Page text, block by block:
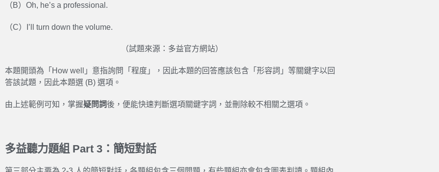
（B）Oh, he’s a professional.
（C）I’ll turn down the volume.
（試題來源：多益官方網站）
本題開頭為「How well」意指詢問「程度」，因此本題的回答應該包含「形容詞」等關鍵字以回
答該試題，因此本題選 (B) 選項。
由上述範例可知，掌握疑問詞後，便能快速判斷選項關鍵字詞，並刪除較不相關之選項。
多益聽力題組 Part 3：簡短對話